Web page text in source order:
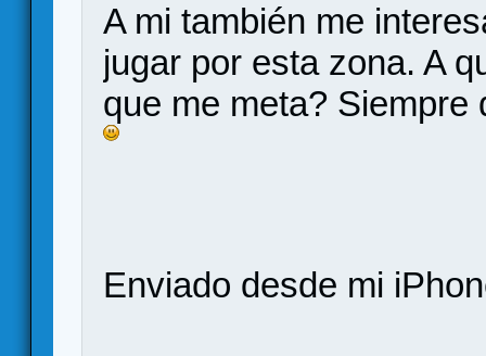
A mi también me
jugar por esta zona. A
que me meta? Siempre
Enviado desde mi